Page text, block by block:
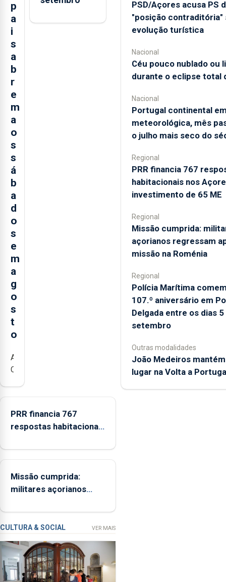
p
a
i
s
a
b
r
e
m
a
o
s
s
á
b
a
d
o
s
e
m
a
g
o
s
t
o
A
Câmara
Municipal
Grande
está
iniciativa
“Museus
Verão”,
que
garante
a
abertura
dos
PRR financia 767
respostas habitacionais
investimento de 65 ME
Missão cumprida:
militares açorianos
missão na Roménia
CULTURA & SOCIAL VER MAIS
PSD/Açores acusa PS
"posição contraditória"
evolução turística
Nacional
Céu pouco nublado ou
durante o eclipse total
Nacional
Portugal continental
meteorológica, mês
o julho mais seco do
Regional
PRR financia 767
habitacionais nos
investimento de 65 ME
Regional
Missão cumprida:
açorianos regressam
missão na Roménia
Regional
Polícia Marítima
107.º aniversário em
Delgada entre os dias 5
setembro
Outras modalidades
João Medeiros mantém
lugar na Volta a